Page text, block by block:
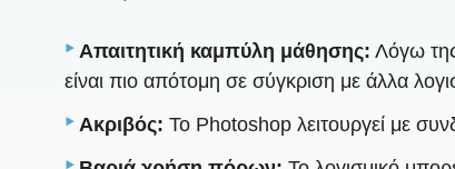
Απαιτητική καμπύλη μάθησης: Λόγω
είναι πιο απότομη σε σύγκριση με άλλα
Ακριβός: Το Photoshop λειτουργεί με